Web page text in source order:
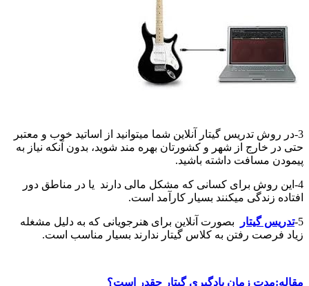
3-در روش تدریس گیتار آنلاین شما میتوانید از اساتید خوب و معتبر
حتی در خارج از شهر و کشورتان بهره مند شوید، بدون آنکه نیاز به
پیمودن مسافت داشته باشید.
4-این روش برای کسانی که مشکل مالی دارند یا در مناطق دور
افتاده زندگی میکنند بسیار کارآمد است.
5- تدریس گیتار
بصورت آنلاین برای هنرجویانی که به دلیل مشغله
زیاد فرصت رفتن به کلاس گیتار ندارند بسیار مناسب است.
مقاله:مدت زمان یادگیری گیتار چقدر است؟